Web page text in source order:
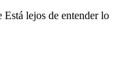
lejos de entender lo